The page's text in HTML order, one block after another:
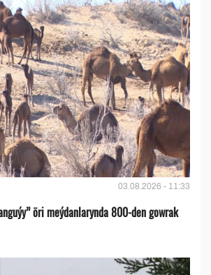
03.08.2026 - 11:33
öri meýdanlarynda 800-den gowrak